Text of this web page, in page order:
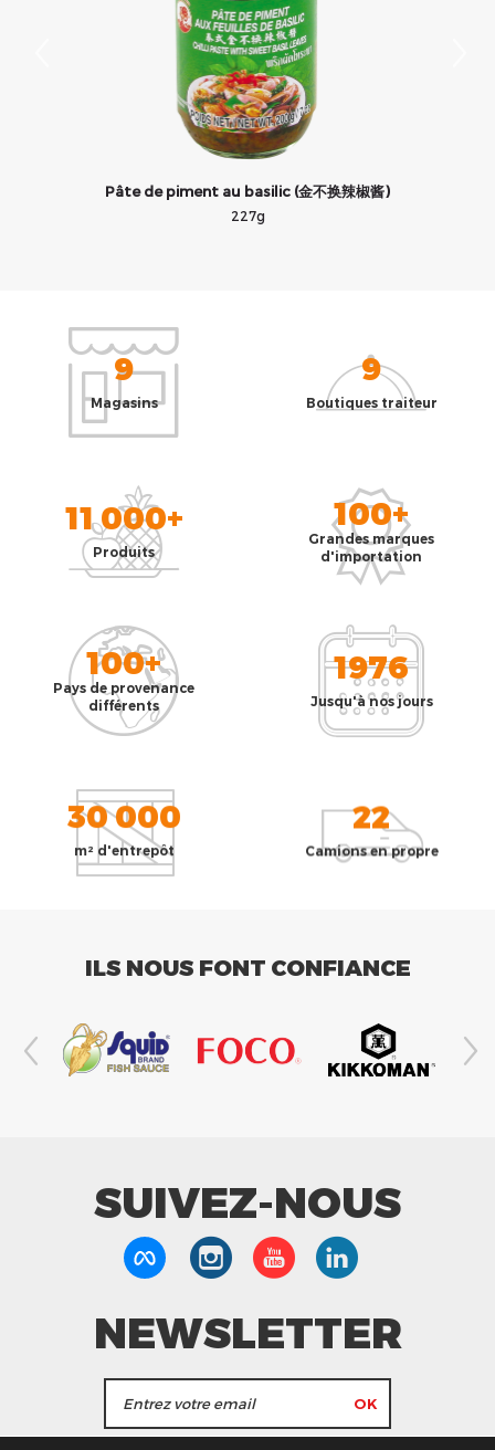
Pâte de piment au basilic (金不换辣椒酱)
227g
9
Magasins
9
Boutiques traiteur
11 000+
Produits
100+
Grandes marques
d'importation
100+
Pays de provenance
différents
1976
Jusqu'à nos jours
30 000
m² d'entrepôt
22
Camions en propre
ILS NOUS FONT CONFIANCE
SUIVEZ-NOUS
NEWSLETTER